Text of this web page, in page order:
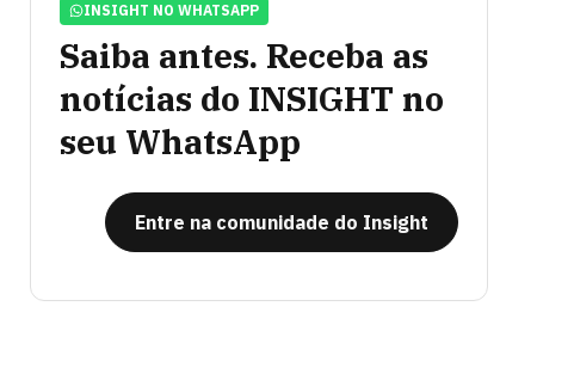
INSIGHT NO WHATSAPP
Saiba antes. Receba as
notícias do INSIGHT no
seu WhatsApp
Entre na comunidade do Insight